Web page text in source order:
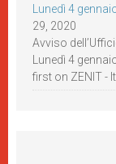
Lunedì 4
29, 2020
Avviso
Lunedì 4
first on ZENIT -